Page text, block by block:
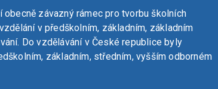
závazný rámec pro tvorbu školních
v předškolním, základním, základním
Do vzdělávání v České republice byly
základním, středním, vyšším odborném